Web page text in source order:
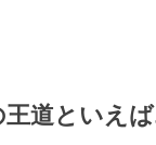
道といえ